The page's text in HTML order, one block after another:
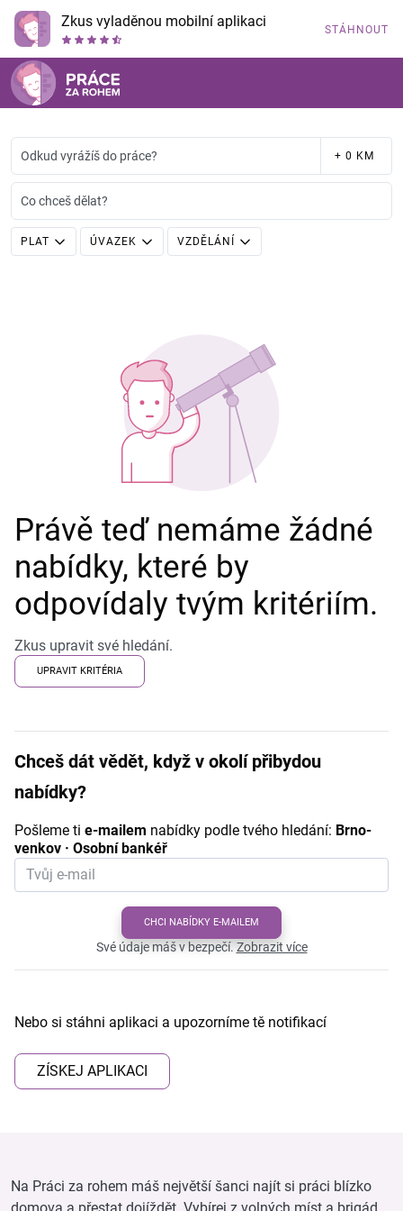
Zkus vyladěnou mobilní aplikaci STÁHNOUT
Odkud vyrážíš do práce? + 0 KM
Co chceš dělat?
PLAT ÚVAZEK VZDĚLÁNÍ
Právě teď nemáme žádné
nabídky, které by
odpovídaly tvým kritériím.
Zkus upravit své hledání.
UPRAVIT KRITÉRIA
Chceš dát vědět, když v okolí přibydou
nabídky?
Pošleme ti e-mailem nabídky podle tvého hledání: Brno-
venkov · Osobní bankéř
CHCI NABÍDKY E-MAILEM
Své údaje máš v bezpečí.Zobrazit více
Nebo si stáhni aplikaci a upozorníme tě notifikací
ZÍSKEJ APLIKACI
Na Práci za rohem máš největší šanci najít si práci blízko
domova a přestat dojíždět. Vybírej z volných míst a brigád